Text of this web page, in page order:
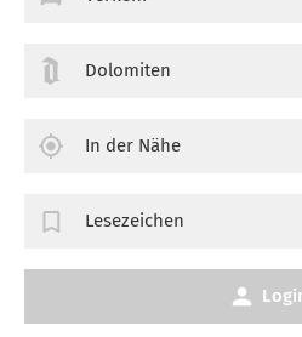
Dolomiten
In der Nähe
Lesezeichen